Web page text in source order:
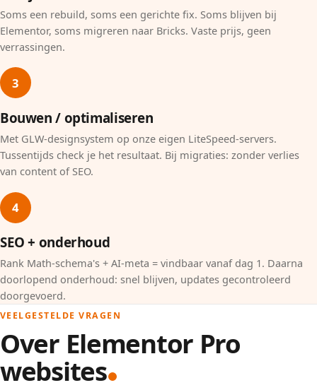
Soms een rebuild, soms een gerichte fix. Soms blijven bij
Elementor, soms migreren naar Bricks. Vaste prijs, geen
verrassingen.
3
Bouwen / optimaliseren
Met GLW-designsystem op onze eigen LiteSpeed-servers.
Tussentijds check je het resultaat. Bij migraties: zonder verlies
van content of SEO.
4
SEO + onderhoud
Rank Math-schema's + AI-meta = vindbaar vanaf dag 1. Daarna
doorlopend onderhoud: snel blijven, updates gecontroleerd
doorgevoerd.
VEELGESTELDE VRAGEN
Over Elementor Pro
websites